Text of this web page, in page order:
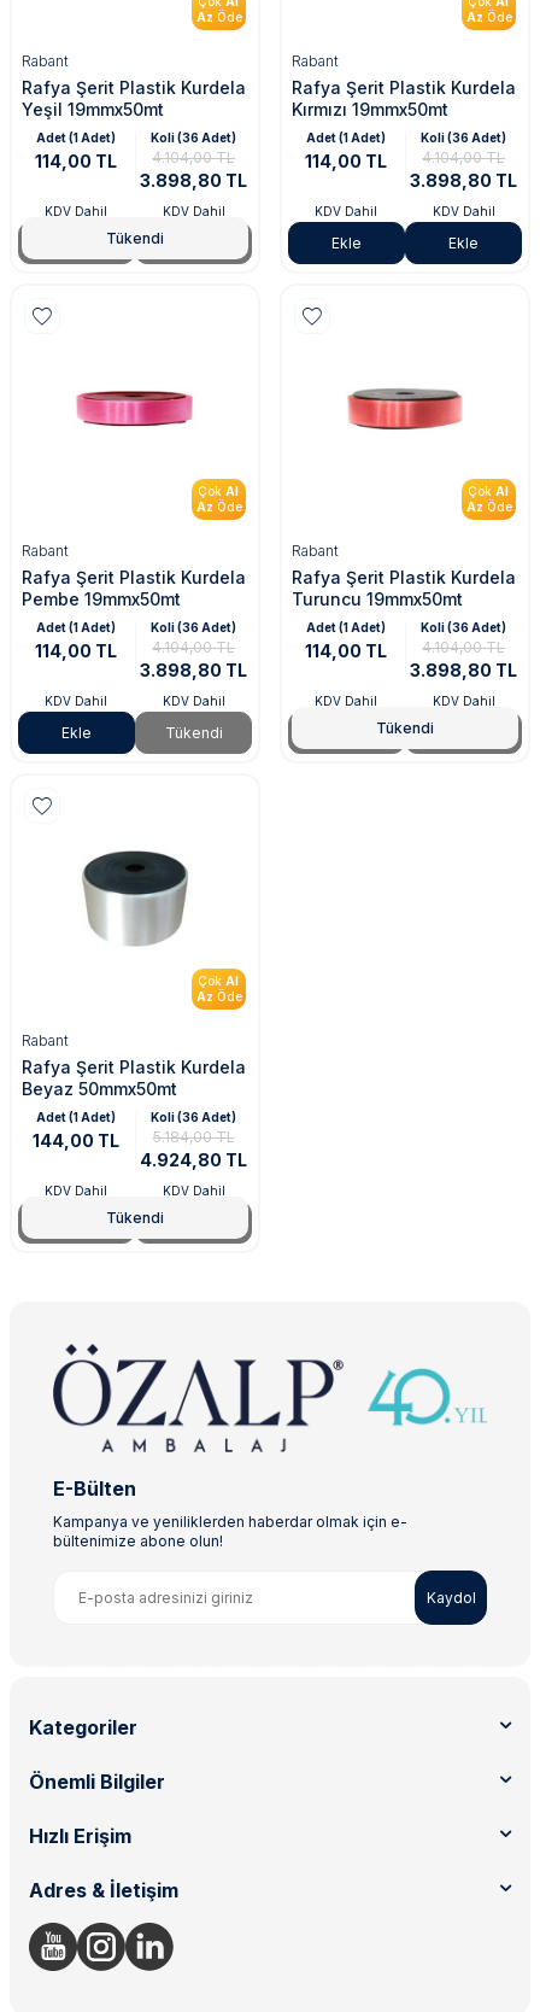
Az Öde
Rabant
Rafya Şerit Plastik Kurdela
Yeşil 19mmx50mt
Tükendi
Adet (1 Adet)
114,00 TL
KDV Dahil
Koli (36 Adet)
4.104,00 TL
3.898,80 TL
KDV Dahil
Az Öde
Rabant
Rafya Şerit Plastik Kurdela
Kırmızı 19mmx50mt
Adet (1 Adet)
114,00 TL
KDV Dahil
Ekle
Koli (36 Adet)
4.104,00 TL
3.898,80 TL
KDV Dahil
Ekle
Çok Al
Az Öde
Rabant
Rafya Şerit Plastik Kurdela
Pembe 19mmx50mt
Adet (1 Adet)
114,00 TL
KDV Dahil
Ekle
Koli (36 Adet)
4.104,00 TL
3.898,80 TL
KDV Dahil
Tükendi
Çok Al
Az Öde
Rabant
Rafya Şerit Plastik Kurdela
Turuncu 19mmx50mt
Tükendi
Adet (1 Adet)
114,00 TL
KDV Dahil
Koli (36 Adet)
4.104,00 TL
3.898,80 TL
KDV Dahil
Çok Al
Az Öde
Rabant
Rafya Şerit Plastik Kurdela
Beyaz 50mmx50mt
Tükendi
Adet (1 Adet)
144,00 TL
KDV Dahil
Koli (36 Adet)
5.184,00 TL
4.924,80 TL
KDV Dahil
E-Bülten
Kampanya ve yeniliklerden haberdar olmak için e-
bültenimize abone olun!
Kaydol
Kategoriler
Önemli Bilgiler
Hızlı Erişim
Adres & İletişim